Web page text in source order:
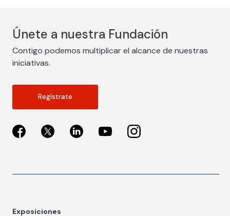
Únete a nuestra Fundación
Contigo podemos multiplicar el alcance de nuestras
iniciativas.
Regístrate
Exposiciones